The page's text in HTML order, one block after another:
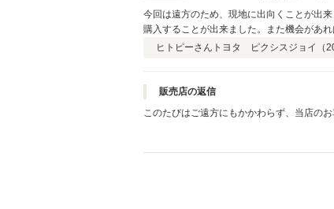
今回は遠方のため、現地に出向くことが出
購入することが出来ました。また機会があれ
ヒトピーさん トヨタ ピクシスジョイ（
販売店の返信
このたびはご遠方にもかかわらず、当店の